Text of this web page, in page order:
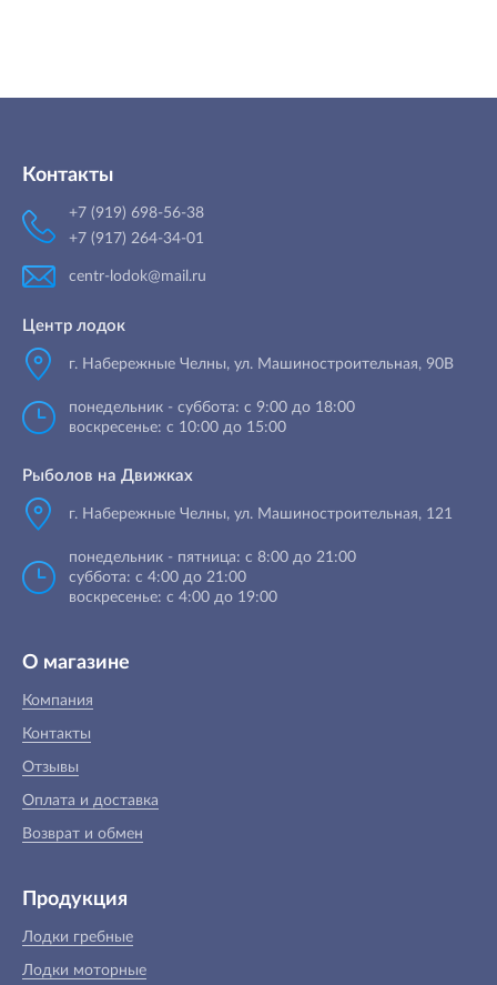
Контакты
+7 (919) 698-56-38
+7 (917) 264-34-01
centr-lodok@mail.ru
Центр лодок
г. Набережные Челны, ул. Машиностроительная, 90B
понедельник - суббота: с 9:00 до 18:00
воскресенье: с 10:00 до 15:00
Рыболов на Движках
г. Набережные Челны, ул. Машиностроительная, 121
понедельник - пятница: с 8:00 до 21:00
суббота: с 4:00 до 21:00
воскресенье: с 4:00 до 19:00
О магазине
Компания
Контакты
Отзывы
Оплата и доставка
Возврат и обмен
Продукция
Лодки гребные
Лодки моторные